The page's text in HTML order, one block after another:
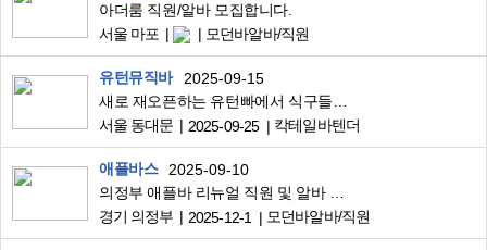
아더룸 직원/알바 모집합니다.
서울 마포
모던바알바/직원
유턴뮤직바
2025-09-15
새로 재오픈하는 유턴빠에서 식구들을 모십니다^^
서울 동대문
2025-09-25 칵테일바텐더
애플바스
2025-09-10
의정부 애플바 리뉴얼 직원 및 알바 구인
경기 의정부
2025-12-1 모던바알바/직원